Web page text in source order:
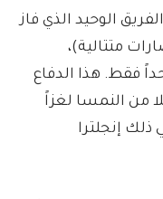
الوحيد الذي فاز
في البطولة (7 انتصارات متتالية)،
واحداً فقط. هذا الدفاع
من النمسا لغزاً
إنجلترا